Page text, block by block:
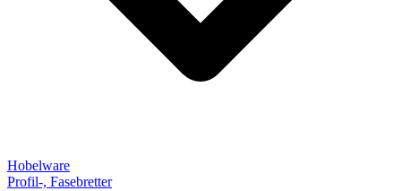
Hobelware
Profil-, Fasebretter